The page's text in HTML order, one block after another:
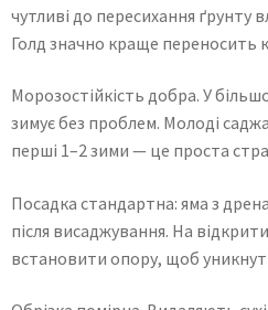
чутливі до пересихання ґрунту
Голд значно краще переносить
Морозостійкість добра. У
зимує без проблем. Молоді
перші 1–2 зими — це проста
Посадка стандартна: яма з
після висаджування. На
встановити опору, щоб